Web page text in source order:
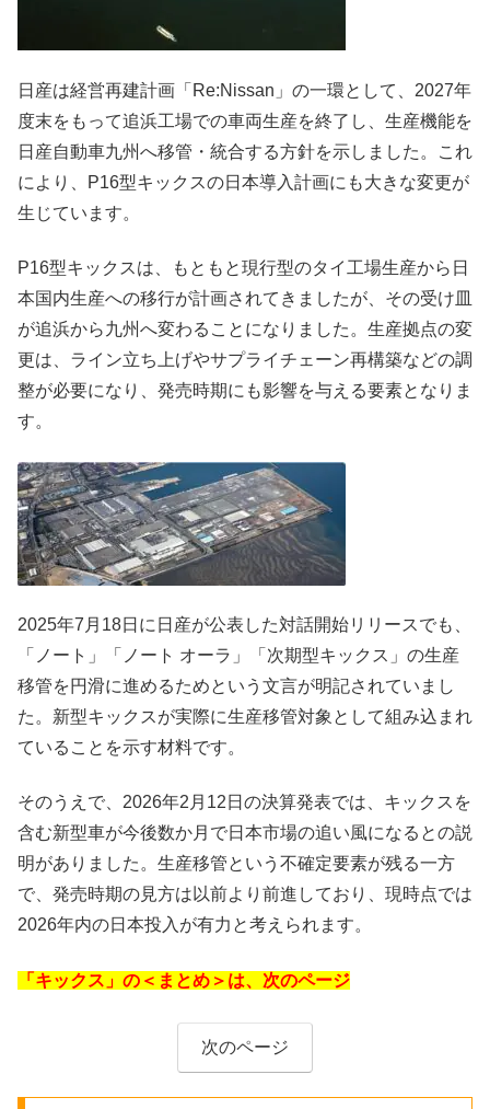
日産は経営再建計画「Re:Nissan」の一環として、2027年
度末をもって追浜工場での車両生産を終了し、生産機能を
日産自動車九州へ移管・統合する方針を示しました。これ
により、P16型キックスの日本導入計画にも大きな変更が
生じています。
P16型キックスは、もともと現行型のタイ工場生産から日
本国内生産への移行が計画されてきましたが、その受け皿
が追浜から九州へ変わることになりました。生産拠点の変
更は、ライン立ち上げやサプライチェーン再構築などの調
整が必要になり、発売時期にも影響を与える要素となりま
す。
2025年7月18日に日産が公表した対話開始リリースでも、
「ノート」「ノート オーラ」「次期型キックス」の生産
移管を円滑に進めるためという文言が明記されていまし
た。新型キックスが実際に生産移管対象として組み込まれ
ていることを示す材料です。
そのうえで、2026年2月12日の決算発表では、キックスを
含む新型車が今後数か月で日本市場の追い風になるとの説
明がありました。生産移管という不確定要素が残る一方
で、発売時期の見方は以前より前進しており、現時点では
2026年内の日本投入が有力と考えられます。
「キックス」の＜まとめ＞は、次のページ
次のページ